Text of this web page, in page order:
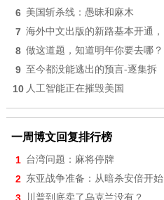
6 美国斩杀线：愚昧和麻木
7 海外中文出版的新路基本开通，
8 做这道题，知道明年你要去哪？
9 至今都没能逃出的预言-逐集拆
10 人工智能正在摧毁美国
一周博文回复排行榜
1 台湾问题：麻将停牌
2 东亚战争准备：从暗杀安倍开始
川普到底卖了乌克兰没有？